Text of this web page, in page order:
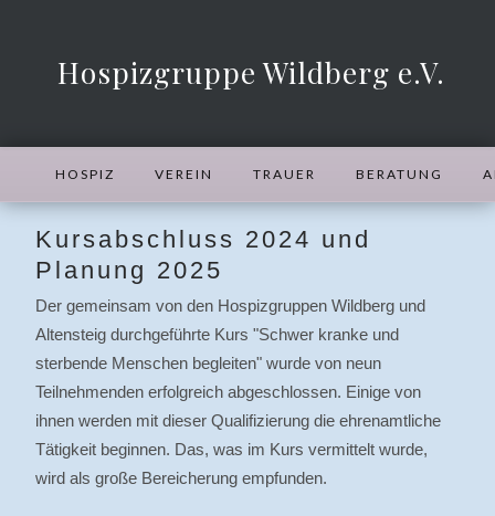
Hospizgruppe Wildberg e.V.
HOSPIZ VEREIN TRAUER BERATUNG
Kursabschluss 2024 und
Planung 2025
Der gemeinsam von den Hospizgruppen Wildberg und
Altensteig durchgeführte Kurs "Schwer kranke und
sterbende Menschen begleiten" wurde von neun
Teilnehmenden erfolgreich abgeschlossen. Einige von
ihnen werden mit dieser Qualifizierung die ehrenamtliche
Tätigkeit beginnen. Das, was im Kurs vermittelt wurde,
wird als große Bereicherung empfunden.